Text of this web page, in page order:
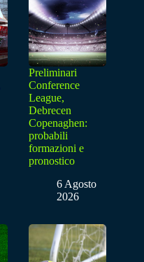
Preliminari
Conference
League,
Debrecen
Copenaghen:
probabili
formazioni e
pronostico
6 Agosto
2026